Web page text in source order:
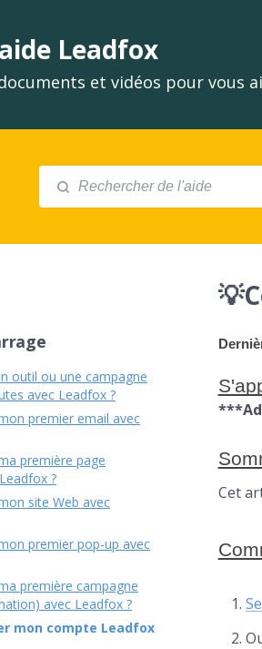
Leadfox
et vidéos pour
Cet
outil ou une campagne
avec Leadfox ?
premier email avec
première page
?
site Web avec
premier pop-up avec
première campagne
avec Leadfox ?
mon compte Leadfox